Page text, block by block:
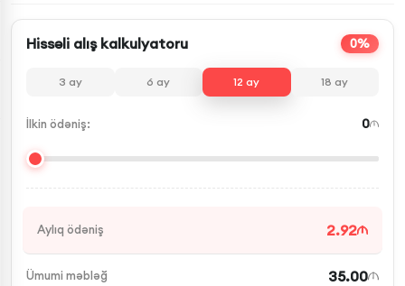
Hissəli alış kalkulyatoru 0%
3 ay 6 ay 12 ay 18 ay
İlkin ödəniş: 0
Aylıq ödəniş 2.92
Ümumi məbləğ 35.00